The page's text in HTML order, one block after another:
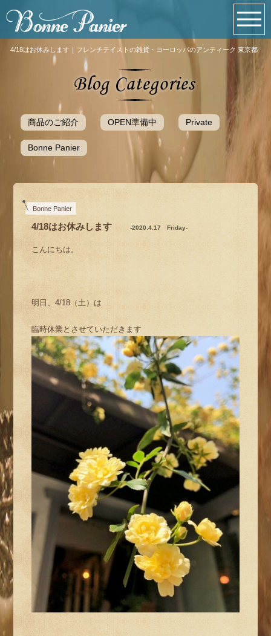
4/18はお休みします｜フレンチテイストの雑貨・ヨーロッパのアンティーク 東京都
商品のご紹介 OPEN準備中 Private
Bonne Panier
Bonne Panier
4/18はお休みします -2020.4.17 Friday-
こんにちは。
明日、4/18（土）は
臨時休業とさせていただきます